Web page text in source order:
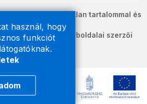
használ, hogy
funkciót
információk változatlan tartalommal és
terjeszthetők.
és Vámhivatal weboldalai szerzői